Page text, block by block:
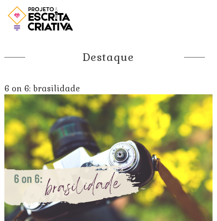
Destaque
6 on 6: brasilidade